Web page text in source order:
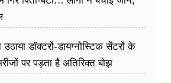
डॉक्टरों-डायग्नोस्टिक सेंटरों के
पर पड़ता है अ​तिरिक्त बोझ